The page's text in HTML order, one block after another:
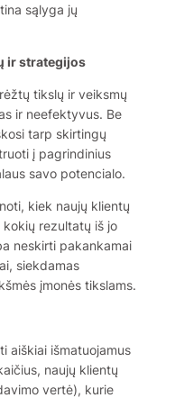
sąlyga jų
ir strategijos
tikslų ir veiksmų
ir neefektyvus. Be
tarp skirtingų
į pagrindinius
savo potencialo.
kiek naujų klientų
rezultatų iš jo
neskirti pakankamai
siekdamas
įmonės tikslams.
aiškiai išmatuojamus
naujų klientų
vertė), kurie